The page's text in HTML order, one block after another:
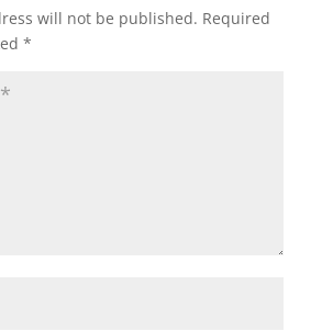
will not be published. Required
*